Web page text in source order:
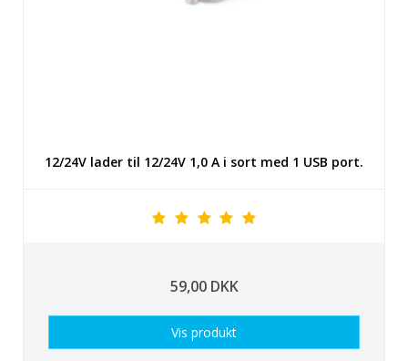
12/24V lader til 12/24V 1,0 A i sort med 1 USB port.
59,00 DKK
Vis produkt